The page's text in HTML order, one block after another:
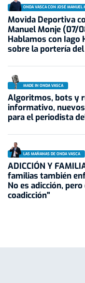
ONDA VASCA CON JOSÉ MANUEL
Movida Deportiva
Manuel Monje (07/
Hablamos con Iago
sobre la portería
MADE IN ONDA VASCA
Algoritmos, bots y
informativo,
para el periodista
LAS MAÑANAS DE ONDA VASCA
ADICCIÓN Y
familias también
No es adicción, pero
coadicción"